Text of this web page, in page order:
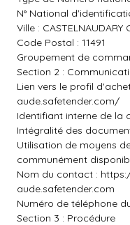
N° National
Ville : CASTELNAUDARY
Code Postal : 11491
Groupement de
Section 2 :
Lien vers le profil
aude.safetender.com/
Identifiant interne de la
Intégralité des
Utilisation de moyens
communément
Nom du contact :
aude.safetender.com
Numéro de téléphone
Section 3 : Procédure